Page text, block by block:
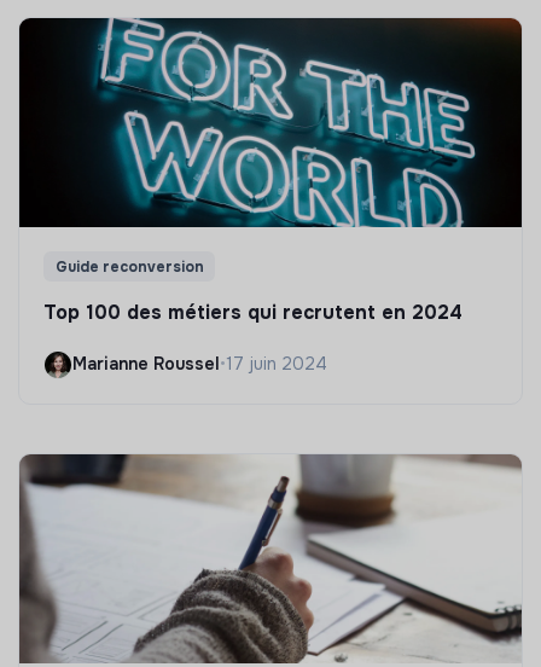
Guide reconversion
Top 100 des métiers qui recrutent en 2024
Marianne Roussel •17 juin 2024